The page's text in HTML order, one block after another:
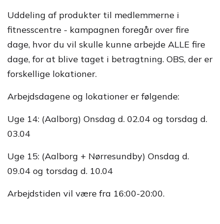
Uddeling af produkter til medlemmerne i
fitnesscentre - kampagnen foregår over fire
dage, hvor du vil skulle kunne arbejde ALLE fire
dage, for at blive taget i betragtning. OBS, der er
forskellige lokationer.
Arbejdsdagene og lokationer er følgende:
Uge 14: (Aalborg) Onsdag d. 02.04 og torsdag d.
03.04
Uge 15: (Aalborg + Nørresundby) Onsdag d.
09.04 og torsdag d. 10.04
Arbejdstiden vil være fra 16:00-20:00.